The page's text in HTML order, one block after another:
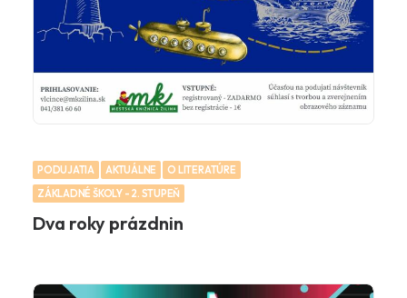
PODUJATIA AKTUÁLNE
O LITERATÚRE
ZÁKLADNÉ ŠKOLY - 2. STUPEŇ
Dva roky prázdnin